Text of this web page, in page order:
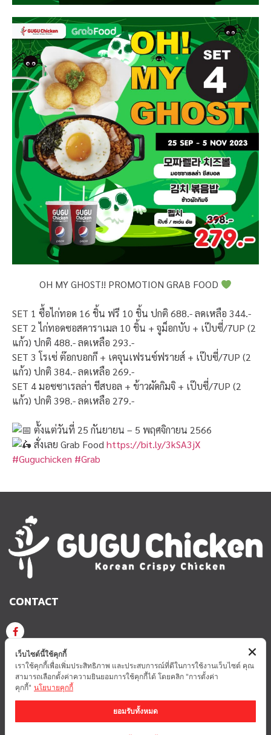
OH MY GHOST!! PROMOTION GRAB FOOD
SET 1 ซื้อไก่ทอด 16 ชิ้น ฟรี 10 ชิ้น ปกติ 688.- ลดเหลือ 344.-
SET 2 ไก่ทอดซอสคาราเมล 10 ชิ้น + จูม็อกบับ + เป๊บซี่/7UP (2
แก้ว) ปกติ 488.- ลดเหลือ 293.-
SET 3 โรเซ่ ต๊อกบอกกี + เคจุนเฟรนซ์ฟรายส์ + เป๊บซี่/7UP (2
แก้ว) ปกติ 384.- ลดเหลือ 269.-
SET 4 มอซซาเรลล่า ชีสบอล + ข้าวผัดกิมจิ + เป๊บซี่/7UP (2
แก้ว) ปกติ 398.- ลดเหลือ 279.-
ตั้งแต่วันที่ 25 กันยายน – 5 พฤศจิกายน 2566
สั่งเลย Grab Food https://bit.ly/3kSA3jX
#Guguchicken #Grab
CONTACT
GUGU CHICKEN KOREAN CRISPY CHICKEN
GUGUCHICKEN.OFFICIAL
เว็บไซต์นี้ใช้คุกกี้
เราใช้คุกกี้เพื่อเพิ่มประสิทธิภาพ และประสบการณ์ที่ดีในการใช้งานเว็บไซต์ คุณ
สามารถเลือกตั้งค่าความยินยอมการใช้คุกกี้ได้ โดยคลิก "การตั้งค่า
คุกกี้" นโยบายคุกกี้
ยอมรับทั้งหมด